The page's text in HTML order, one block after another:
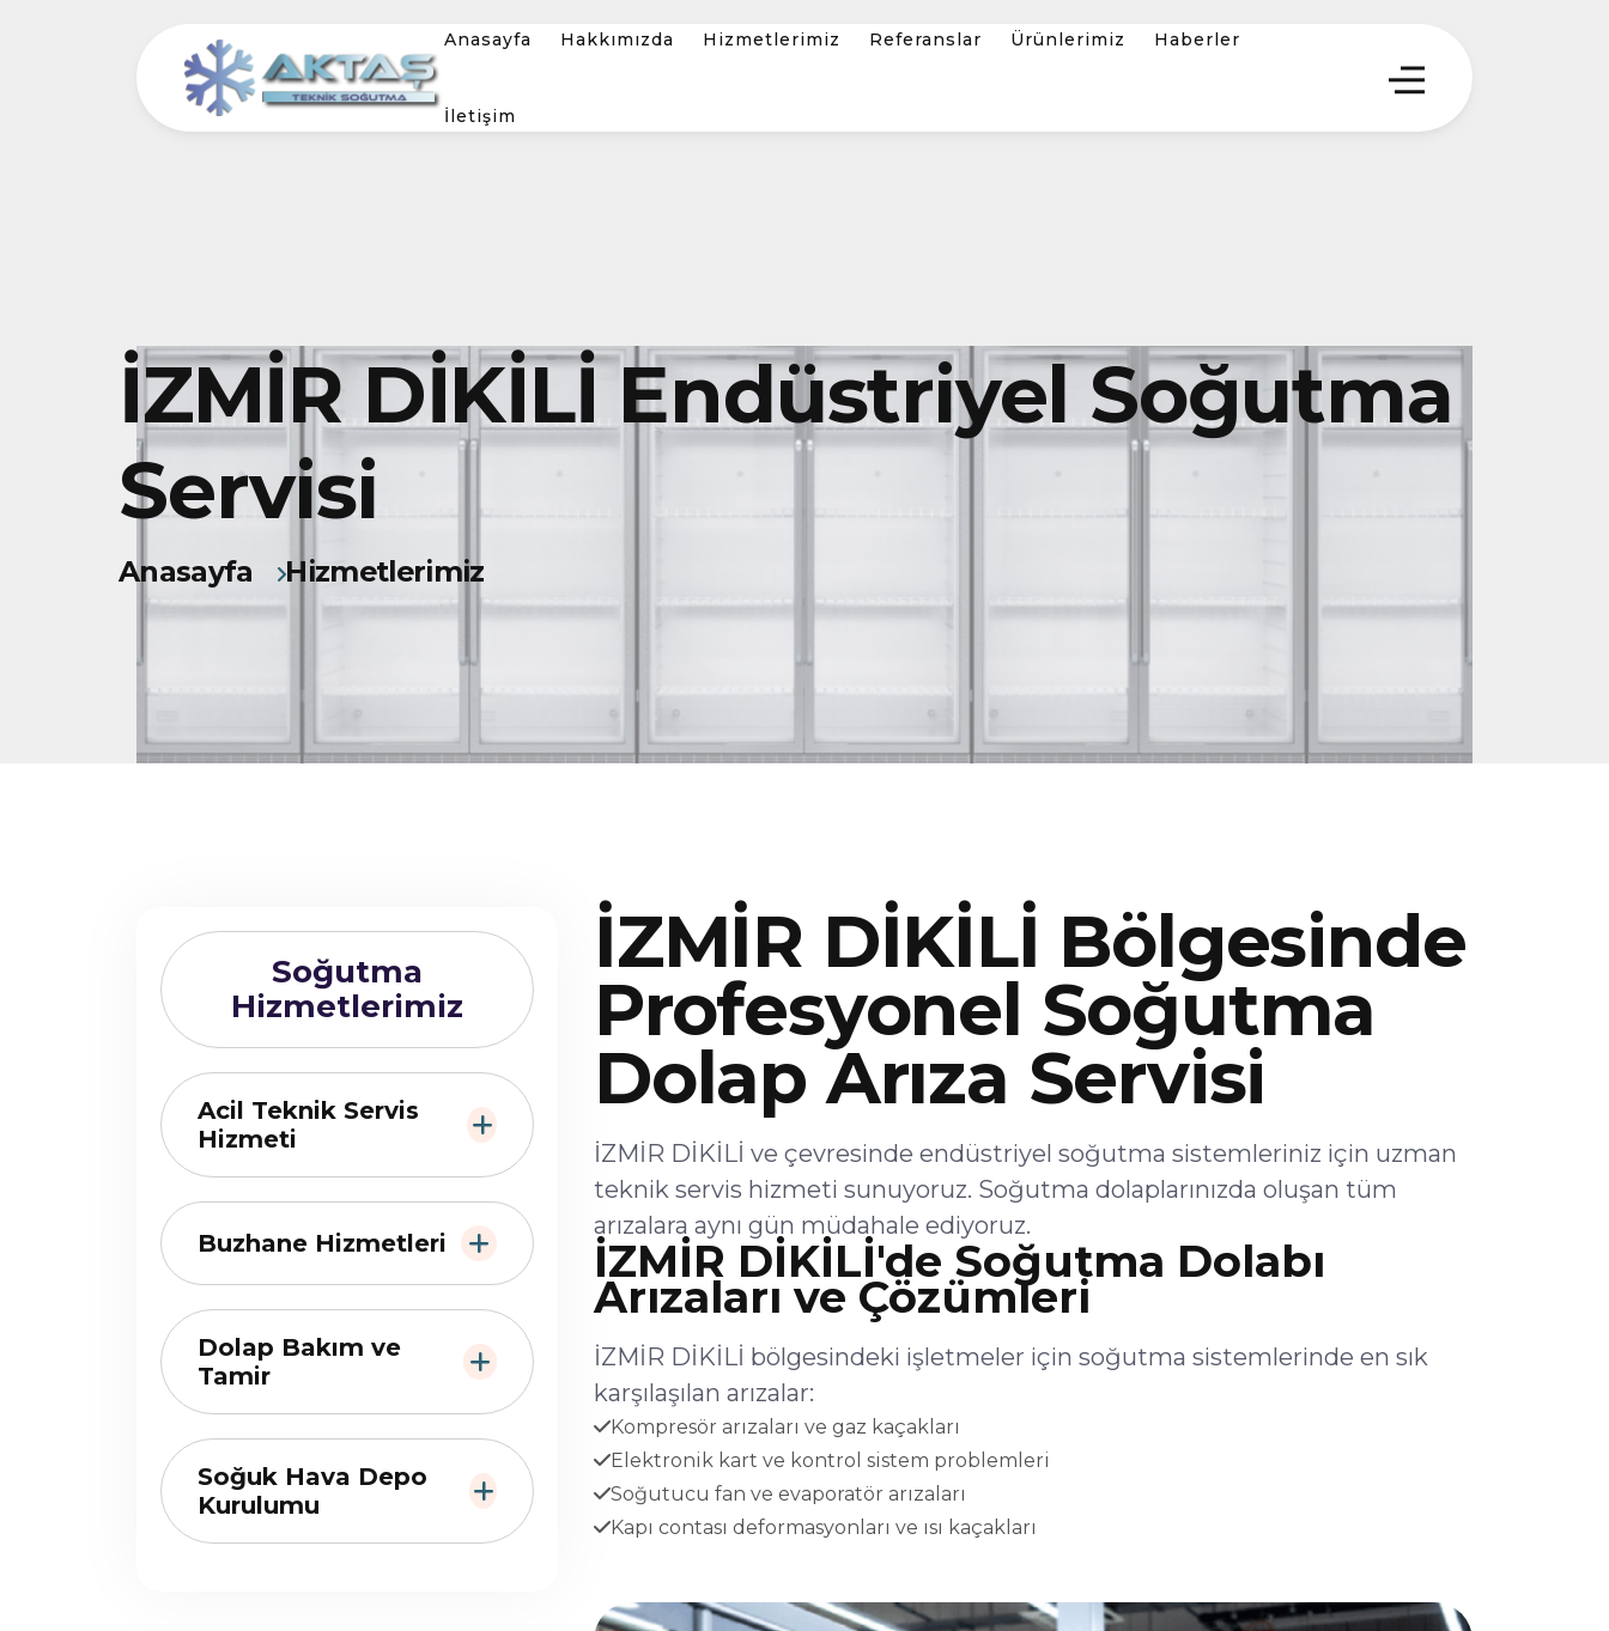
Anasayfa Hakkımızda Hizmetlerimiz Referanslar Ürünlerimiz Haberler
İletişim
İZMİR DİKİLİ Endüstriyel Soğutma
Servisi
Anasayfa Hizmetlerimiz
Soğutma
Hizmetlerimiz
Acil Teknik Servis
Hizmeti
Buzhane Hizmetleri
Dolap Bakım ve
Tamir
Soğuk Hava Depo
Kurulumu
İZMİR DİKİLİ Bölgesinde
Profesyonel Soğutma
Dolap Arıza Servisi
İZMİR DİKİLİ ve çevresinde endüstriyel soğutma sistemleriniz için uzman
teknik servis hizmeti sunuyoruz. Soğutma dolaplarınızda oluşan tüm
arızalara aynı gün müdahale ediyoruz.
İZMİR DİKİLİ'de Soğutma Dolabı
Arızaları ve Çözümleri
İZMİR DİKİLİ bölgesindeki işletmeler için soğutma sistemlerinde en sık
karşılaşılan arızalar:
Kompresör arızaları ve gaz kaçakları
Elektronik kart ve kontrol sistem problemleri
Soğutucu fan ve evaporatör arızaları
Kapı contası deformasyonları ve ısı kaçakları